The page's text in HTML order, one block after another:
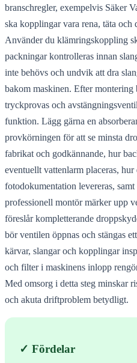
branschregler, exempelvis Säker
ska kopplingar vara rena, täta och
Använder du klämringskoppling
packningar kontrolleras innan
inte behövs och undvik att dra
bakom maskinen. Efter montering
tryckprovas och
funktion. Lägg gärna en
provkörningen för att se minsta
fabrikat och godkännande, hur
eventuellt vattenlarm placeras,
fotodokumentation levereras,
professionell montör märker upp
föreslår kompletterande
bör ventilen öppnas och stängas
kärvar, slangar och kopplingar
och filter i maskinens inlopp
Med omsorg i detta steg minskar
och akuta driftproblem betydligt.
✓ Fördelar